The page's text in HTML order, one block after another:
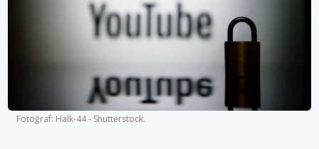
Fotoğraf: Halk-44 - Shutterstock.